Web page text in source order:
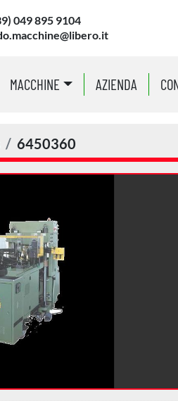
049 895 9104
MACCHINE AZIENDA
6450360